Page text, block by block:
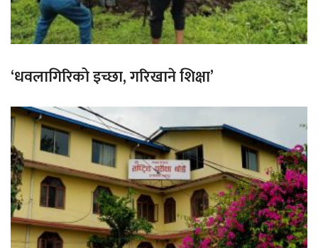
‘धवलागिरिको इच्छा, गरिखाने शिक्षा’